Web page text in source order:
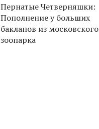
Пернатые Четверняшки:
Пополнение у больших
бакланов из московского
зоопарка